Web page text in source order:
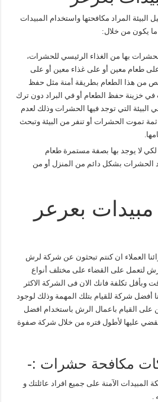
البيئة المراد مكافحتها واستخدام المبيدات
ما يكون من خلال:
الحشرات بها من الغذاء الرئيسي للحشرات،
طعام معين أو على غذاء معين أو على
من هذا الطعام بطريقة أمنة مثل حفظ
في خزينة حفظ الطعام أو في البراد دون ترك
البيئة التي توجد فيها الحشرات وذلك لعدم
تموت الحشرات أو تنفر من البيئة وتبحث
لا يوجد بها بصفة مستمرة طعام
بشكل دائم من المنزل أو من
بعرعر
العملاء ان كنتم تبحثون عن شركة لرش
لتعمل على القضاء على مختلف أنواع
وبأقل تكلفة فانك الان فى الشركة الاكثر
أفضل شركة للقيام بتلك المهمة وذلك لوجود
على القيام باعمال الرش باستخدام افضل
تقضي عليها لأطول فتره من خلال شركة صفوة
مكافحة حشرات :-
الآمنة على جميع افراد عائلتك و
.